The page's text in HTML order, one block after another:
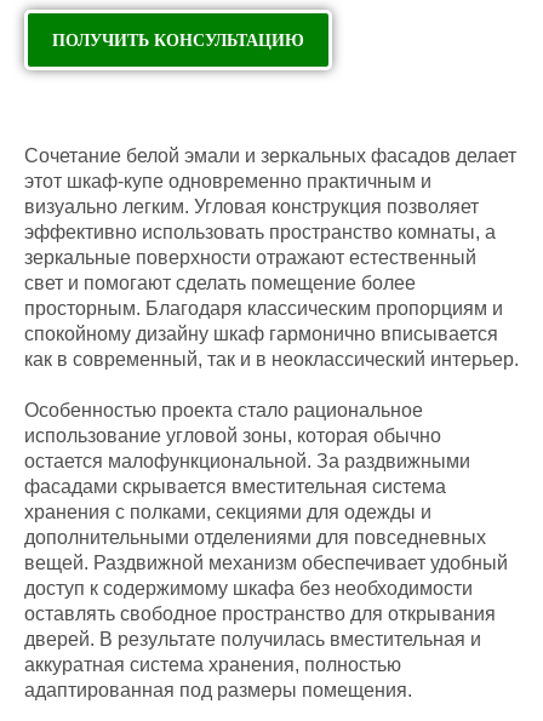
ПОЛУЧИТЬ КОНСУЛЬТАЦИЮ
Сочетание белой эмали и зеркальных фасадов делает
этот шкаф-купе одновременно практичным и
визуально легким. Угловая конструкция позволяет
эффективно использовать пространство комнаты, а
зеркальные поверхности отражают естественный
свет и помогают сделать помещение более
просторным. Благодаря классическим пропорциям и
спокойному дизайну шкаф гармонично вписывается
как в современный, так и в неоклассический интерьер.
Особенностью проекта стало рациональное
использование угловой зоны, которая обычно
остается малофункциональной. За раздвижными
фасадами скрывается вместительная система
хранения с полками, секциями для одежды и
дополнительными отделениями для повседневных
вещей. Раздвижной механизм обеспечивает удобный
доступ к содержимому шкафа без необходимости
оставлять свободное пространство для открывания
дверей. В результате получилась вместительная и
аккуратная система хранения, полностью
адаптированная под размеры помещения.